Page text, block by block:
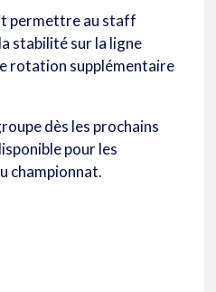
permettre au staff
stabilité sur la ligne
rotation supplémentaire
dès les prochains
pour les
championnat.